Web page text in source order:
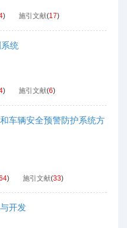
) 施引文献(17)
统
) 施引文献(6)
车辆安全预警防护系统方
) 施引文献(33)
开发